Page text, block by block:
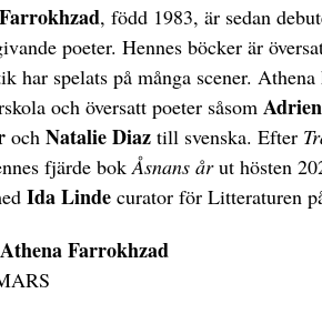
, född 1983, är sedan
poeter. Hennes böcker är
har spelats på många scener.
och översatt poeter såsom
och Natalie Diaz till svenska. Efter
fjärde bok Åsnans årut hösten
Ida Linde curator för Litteraturen
Farrokhzad